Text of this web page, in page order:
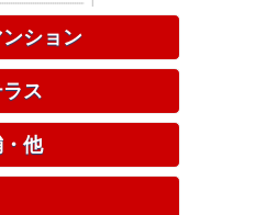
ション
ス
他
り